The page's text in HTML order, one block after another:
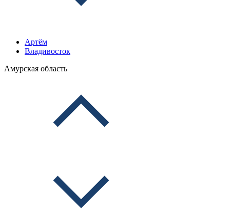
Артём
Владивосток
Амурская область